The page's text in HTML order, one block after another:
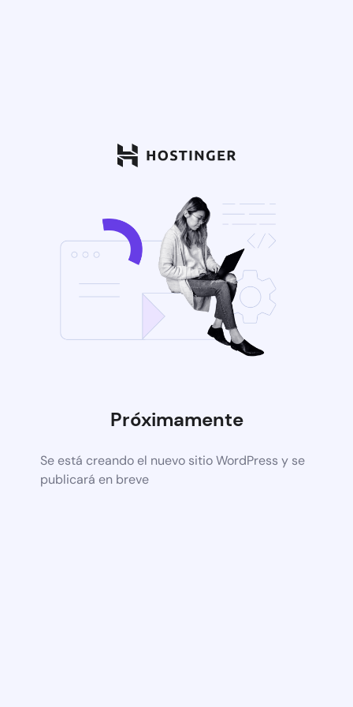
Próximamente
Se está creando el nuevo sitio WordPress y se
publicará en breve